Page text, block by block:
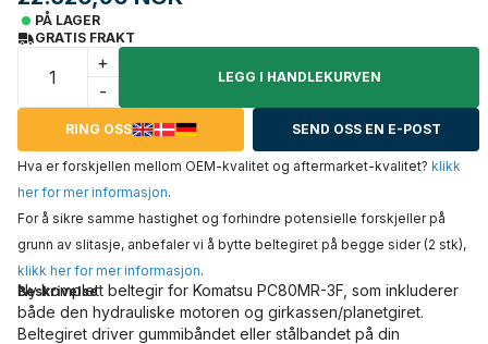
PÅ LAGER
GRATIS FRAKT
+
-
LEGG I HANDLEKURVEN
RING OSS SEND OSS EN E-POST
Hva er forskjellen mellom OEM-kvalitet og aftermarket-kvalitet? klikk
her for mer informasjon.
For å sikre samme hastighet og forhindre potensielle forskjeller på
grunn av slitasje, anbefaler vi å bytte beltegiret på begge sider (2 stk),
klikk her for mer informasjon.
Beskrivelse
Ny komplett beltegir for Komatsu PC80MR-3F, som inkluderer
både den hydrauliske motoren og girkassen/planetgiret.
Beltegiret driver gummibåndet eller stålbandet på din